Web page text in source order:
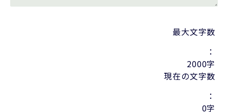
最大文字数
：
2000字
現在の文字数
：
0字